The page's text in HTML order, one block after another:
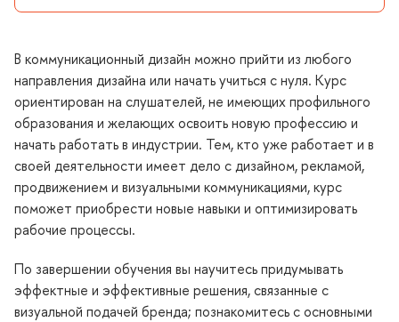
коммуникационный дизайн можно прийти из любого
направления дизайна или начать учиться с нуля. Курс
ориентирован на слушателей, не имеющих профильного
образования и желающих освоить новую профессию и
начать работать в индустрии. Тем, кто уже работает и
своей деятельности имеет дело с дизайном, рекламой,
продвижением и визуальными коммуникациями, курс
поможет приобрести новые навыки и оптимизировать
рабочие процессы.
По завершении обучения вы научитесь придумывать
эффектные и эффективные решения, связанные с
изуальной подачей бренда; познакомитесь с основными